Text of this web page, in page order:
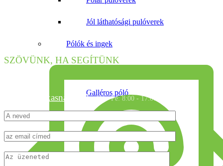
Jól láthatósági pulóverek
Pólók és ingek
Galléros póló
SZÖVÜNK, HA SEGÍTÜNK
info@munkasnadrag.huHé - Pé: 8:00 - 17:00